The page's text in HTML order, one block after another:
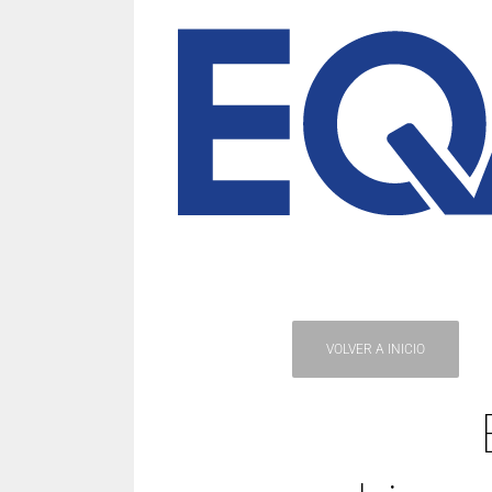
VOLVER A INICIO